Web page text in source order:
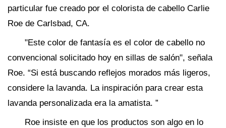
particular fue creado por el colorista de cabello Carlie
Roe de Carlsbad, CA.
"Este color de fantasía es el color de cabello no
convencional solicitado hoy en sillas de salón", señala
Roe. “Si está buscando reflejos morados más ligeros,
considere la lavanda. La inspiración para crear esta
lavanda personalizada era la amatista. ”
Roe insiste en que los productos son algo en lo